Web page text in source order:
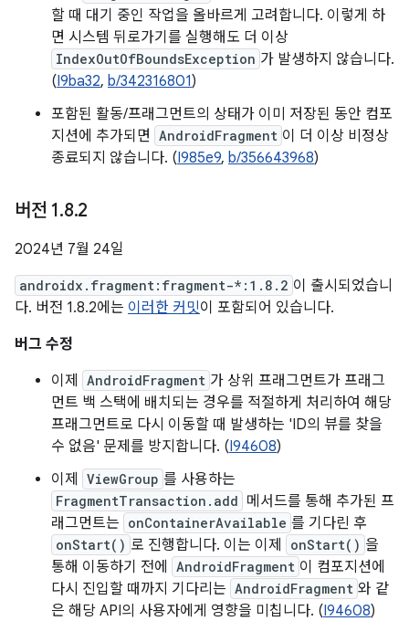
할 때 대기 중인 작업을 올바르게 고려합니다. 이렇게 하
면 시스템 뒤로가기를 실행해도 더 이상
IndexOutOfBoundsException 가 발생하지 않습니다.
(I9ba32, b/342316801)
포함된 활동/프래그먼트의 상태가 이미 저장된 동안 컴포
지션에 추가되면 AndroidFragment 이 더 이상 비정상
종료되지 않습니다. (I985e9, b/356643968)
버전 1.8.2
2024년 7월 24일
androidx.fragment:fragment-*:1.8.2 이 출시되었습니
다. 버전 1.8.2에는 이러한 커밋이 포함되어 있습니다.
버그 수정
이제
AndroidFragment 가 상위 프래그먼트가 프래그
먼트 백 스택에 배치되는 경우를 적절하게 처리하여 해당
프래그먼트로 다시 이동할 때 발생하는 'ID의 뷰를 찾을
수 없음' 문제를 방지합니다. (I94608)
이제
ViewGroup 를 사용하는
FragmentTransaction.add 메서드를 통해 추가된 프
래그먼트는 onContainerAvailable 를 기다린 후
onStart() 로 진행합니다. 이는 이제 onStart() 을
통해 이동하기 전에
AndroidFragment 이 컴포지션에
다시 진입할 때까지 기다리는 AndroidFragment 와 같
은 해당 API의 사용자에게 영향을 미칩니다. (I94608)